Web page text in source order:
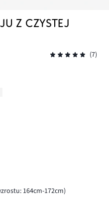
Z CZYSTEJ
(7)
164cm-172cm)